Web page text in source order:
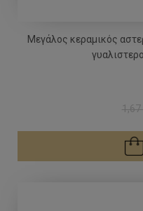
Μεγάλος κεραμικός
1,67